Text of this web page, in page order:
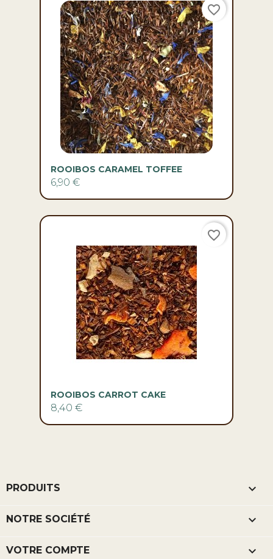
ROOIBOS CARAMEL TOFFEE
6,90 €
favorite_border
ROOIBOS CARROT CAKE
8,40 €
favorite_border
PRODUITS 
NOTRE SOCIÉTÉ 
VOTRE COMPTE 